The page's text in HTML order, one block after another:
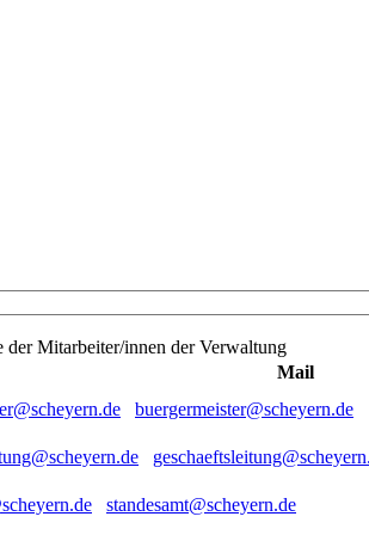
der Mitarbeiter/innen der Verwaltung
Mail
buergermeister@scheyern.de
standesamt@scheyern.de